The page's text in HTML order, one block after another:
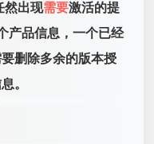
然出现需要激活的提
产品信息，一个已经
删除多余的版本授
。